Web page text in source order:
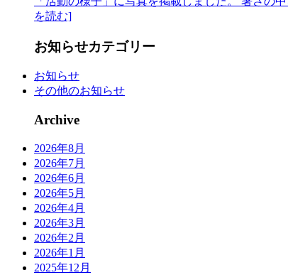
を読む]
お知らせカテゴリー
お知らせ
その他のお知らせ
Archive
2026年8月
2026年7月
2026年6月
2026年5月
2026年4月
2026年3月
2026年2月
2026年1月
2025年12月